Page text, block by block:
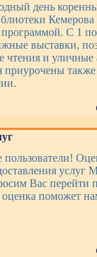
день
Кемерова
С 1 по
выставки,
чтения и уличные
также
Вас перейти
поможет